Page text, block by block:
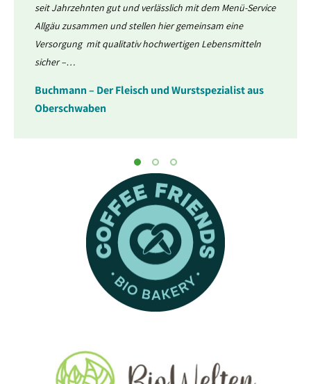
Buchmann – Der Fleisch und Wurstspezialist aus
Oberschwaben
seit Jahrzehnten gut und verlässlich mit dem Menü-Service
Allgäu zusammen und stellen hier gemeinsam eine
Versorgung mit qualitativ hochwertigen Lebensmitteln
sicher –…